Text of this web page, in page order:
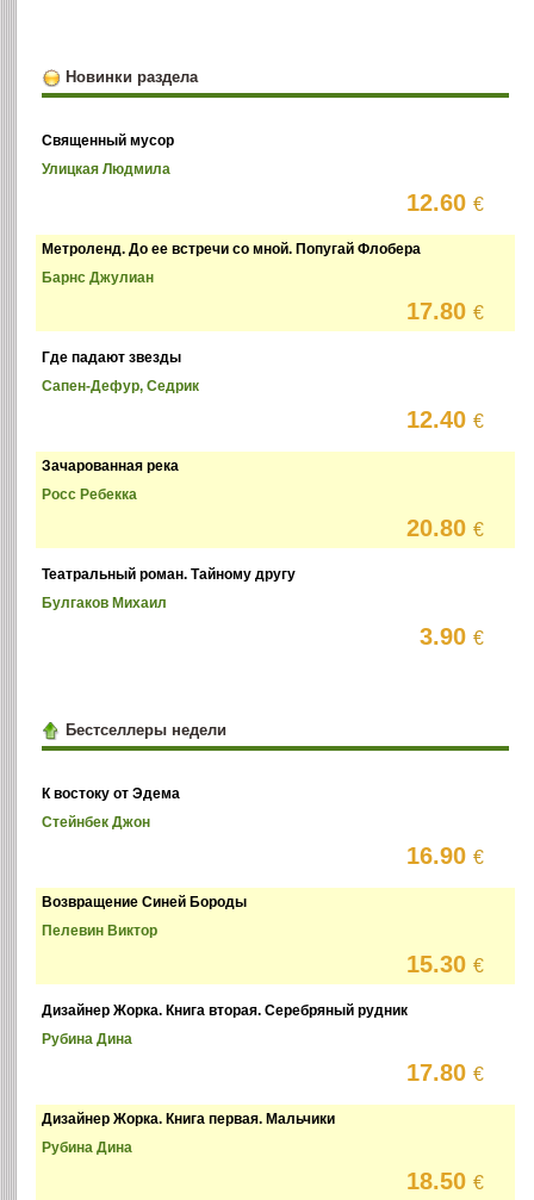
Новинки раздела
Священный мусор
Улицкая Людмила
12.60€
Метроленд. До ее встречи со мной. Попугай Флобера
Барнс Джулиан
17.80€
Где падают звезды
Сапен-Дефур, Седрик
12.40€
Зачарованная река
Росс Ребекка
20.80€
Театральный роман. Тайному другу
Булгаков Михаил
3.90€
Бестселлеры недели
К востоку от Эдема
Стейнбек Джон
16.90€
Возвращение Синей Бороды
Пелевин Виктор
15.30€
Дизайнер Жорка. Книга вторая. Серебряный рудник
Рубина Дина
17.80€
Дизайнер Жорка. Книга первая. Мальчики
Рубина Дина
18.50€